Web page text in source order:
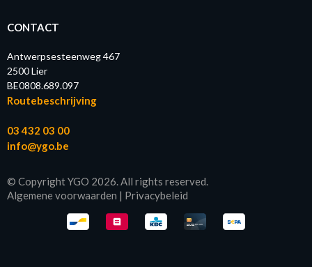
CONTACT
Antwerpsesteenweg 467
2500 Lier
BE0808.689.097
Routebeschrijving
03 432 03 00
info@ygo.be
© Copyright YGO 2026. All rights reserved.
Algemene voorwaarden | Privacybeleid